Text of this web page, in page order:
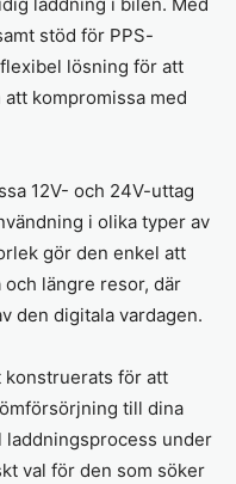
laddning i bilen. Med
stöd för PPS-
lösning för att
kompromissa med
12V- och 24V-uttag
i olika typer av
gör den enkel att
längre resor, där
den digitala vardagen.
konstruerats för att
till dina
under
val för den som söker